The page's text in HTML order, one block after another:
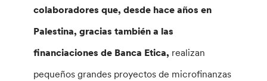
colaboradores que, desde hace años en
Palestina, gracias también a las
financiaciones de Banca Etica, realizan
pequeños grandes proyectos de microfinanzas